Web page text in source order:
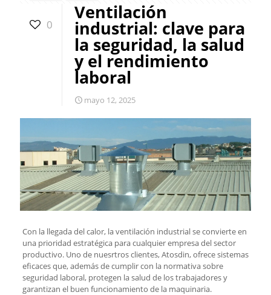
0
Ventilación
industrial: clave para
la seguridad, la salud
y el rendimiento
laboral
mayo 12, 2025
Con la llegada del calor, la ventilación industrial se convierte en
una prioridad estratégica para cualquier empresa del sector
productivo. Uno de nuesrtros clientes, Atosdin, ofrece sistemas
eficaces que, además de cumplir con la normativa sobre
seguridad laboral, protegen la salud de los trabajadores y
garantizan el buen funcionamiento de la maquinaria.